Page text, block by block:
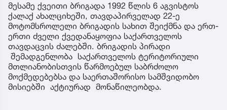
მესამე ქვეითი ბრიგადა 1992 წლის 6 აგვისტოს
ქალაქ ახალციხეში, თავდაპირველად 22-ე
მოტომსროლელი ბრიგადის სახით შეიქმნა და ერთ-
ერთი ძველი ქვედანაყოფია საქართველოს
თავდაცვის ძალებში. ბრიგადის პირადი
შემადგენლობა საქართველოს ტერიტორიული
მთლიანობისთვის წარმოებულ საბრძოლო
მოქმედებებსა და საერთაშორისო სამშვიდობო
მისიებში აქტიურად მონაწილეობდა.